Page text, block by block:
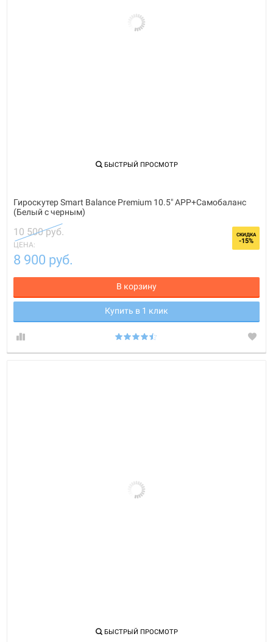
БЫСТРЫЙ ПРОСМОТР
Гироскутер Smart Balance Premium 10.5" APP+Самобаланс
(Белый с черным)
10 500 руб.
ЦЕНА:
8 900 руб.
СКИДКА
-15%
В корзину
Купить в 1 клик
БЫСТРЫЙ ПРОСМОТР